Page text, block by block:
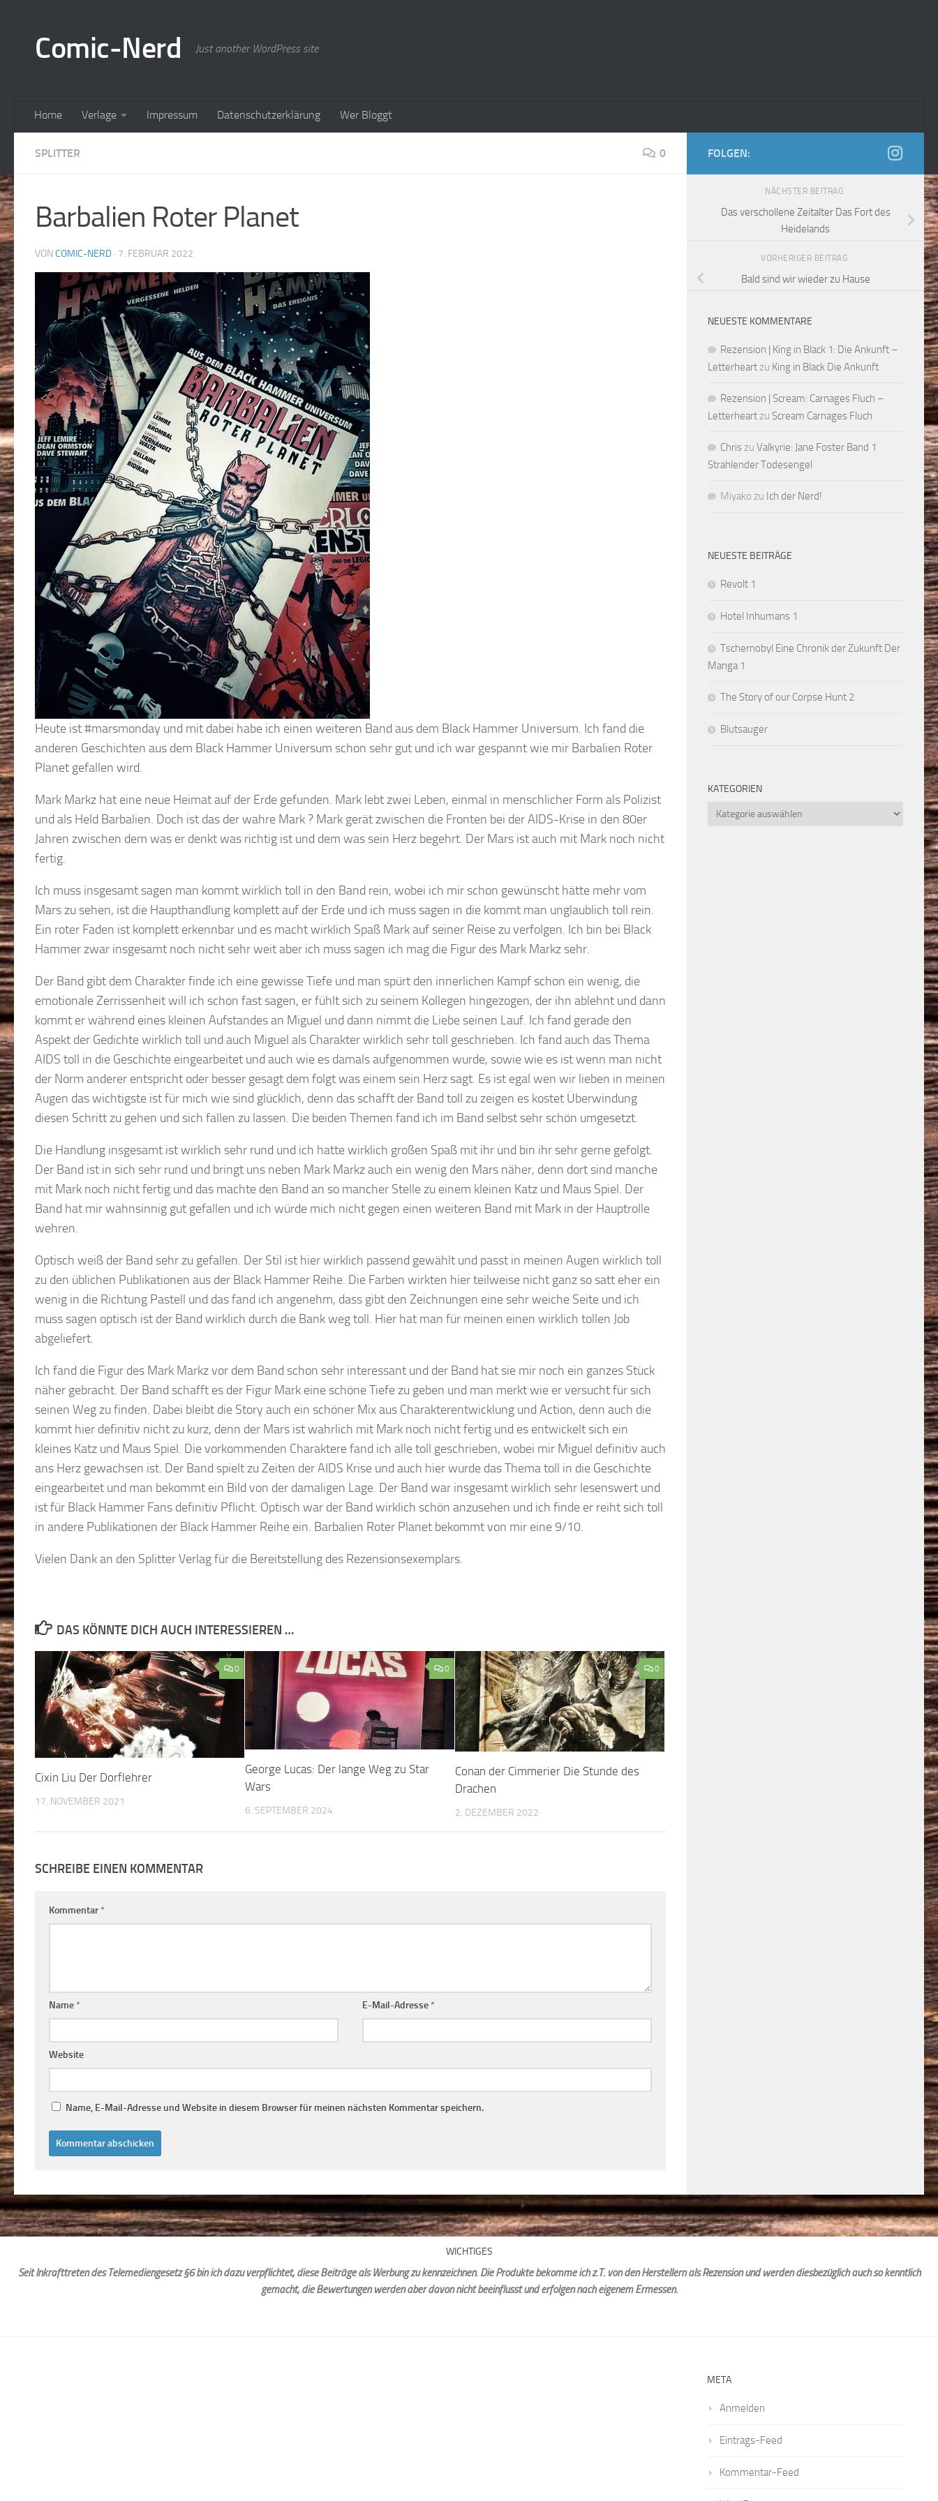
Comic-Nerd Just another WordPress site
Home Verlage Impressum Datenschutzerklärung Wer Bloggt
SPLITTER 0
Barbalien Roter Planet
VON COMIC-NERD · 7. FEBRUAR 2022
Heute ist #marsmonday und mit dabei habe ich einen weiteren Band aus dem Black Hammer Universum. Ich fand die
anderen Geschichten aus dem Black Hammer Universum schon sehr gut und ich war gespannt wie mir Barbalien Roter
Planet gefallen wird.
Mark Markz hat eine neue Heimat auf der Erde gefunden. Mark lebt zwei Leben, einmal in menschlicher Form als Polizist
und als Held Barbalien. Doch ist das der wahre Mark ? Mark gerät zwischen die Fronten bei der AIDS-Krise in den 80er
Jahren zwischen dem was er denkt was richtig ist und dem was sein Herz begehrt. Der Mars ist auch mit Mark noch nicht
fertig.
Ich muss insgesamt sagen man kommt wirklich toll in den Band rein, wobei ich mir schon gewünscht hätte mehr vom
Mars zu sehen, ist die Haupthandlung komplett auf der Erde und ich muss sagen in die kommt man unglaublich toll rein.
Ein roter Faden ist komplett erkennbar und es macht wirklich Spaß Mark auf seiner Reise zu verfolgen. Ich bin bei Black
Hammer zwar insgesamt noch nicht sehr weit aber ich muss sagen ich mag die Figur des Mark Markz sehr.
Der Band gibt dem Charakter finde ich eine gewisse Tiefe und man spürt den innerlichen Kampf schon ein wenig, die
emotionale Zerrissenheit will ich schon fast sagen, er fühlt sich zu seinem Kollegen hingezogen, der ihn ablehnt und dann
kommt er während eines kleinen Aufstandes an Miguel und dann nimmt die Liebe seinen Lauf. Ich fand gerade den
Aspekt der Gedichte wirklich toll und auch Miguel als Charakter wirklich sehr toll geschrieben. Ich fand auch das Thema
AIDS toll in die Geschichte eingearbeitet und auch wie es damals aufgenommen wurde, sowie wie es ist wenn man nicht
der Norm anderer entspricht oder besser gesagt dem folgt was einem sein Herz sagt. Es ist egal wen wir lieben in meinen
Augen das wichtigste ist für mich wie sind glücklich, denn das schafft der Band toll zu zeigen es kostet Überwindung
diesen Schritt zu gehen und sich fallen zu lassen. Die beiden Themen fand ich im Band selbst sehr schön umgesetzt.
Die Handlung insgesamt ist wirklich sehr rund und ich hatte wirklich großen Spaß mit ihr und bin ihr sehr gerne gefolgt.
Der Band ist in sich sehr rund und bringt uns neben Mark Markz auch ein wenig den Mars näher, denn dort sind manche
mit Mark noch nicht fertig und das machte den Band an so mancher Stelle zu einem kleinen Katz und Maus Spiel. Der
Band hat mir wahnsinnig gut gefallen und ich würde mich nicht gegen einen weiteren Band mit Mark in der Hauptrolle
wehren.
Optisch weiß der Band sehr zu gefallen. Der Stil ist hier wirklich passend gewählt und passt in meinen Augen wirklich toll
zu den üblichen Publikationen aus der Black Hammer Reihe. Die Farben wirkten hier teilweise nicht ganz so satt eher ein
wenig in die Richtung Pastell und das fand ich angenehm, dass gibt den Zeichnungen eine sehr weiche Seite und ich
muss sagen optisch ist der Band wirklich durch die Bank weg toll. Hier hat man für meinen einen wirklich tollen Job
abgeliefert.
Ich fand die Figur des Mark Markz vor dem Band schon sehr interessant und der Band hat sie mir noch ein ganzes Stück
näher gebracht. Der Band schafft es der Figur Mark eine schöne Tiefe zu geben und man merkt wie er versucht für sich
seinen Weg zu finden. Dabei bleibt die Story auch ein schöner Mix aus Charakterentwicklung und Action, denn auch die
kommt hier definitiv nicht zu kurz, denn der Mars ist wahrlich mit Mark noch nicht fertig und es entwickelt sich ein
kleines Katz und Maus Spiel. Die vorkommenden Charaktere fand ich alle toll geschrieben, wobei mir Miguel definitiv auch
ans Herz gewachsen ist. Der Band spielt zu Zeiten der AIDS Krise und auch hier wurde das Thema toll in die Geschichte
eingearbeitet und man bekommt ein Bild von der damaligen Lage. Der Band war insgesamt wirklich sehr lesenswert und
ist für Black Hammer Fans definitiv Pflicht. Optisch war der Band wirklich schön anzusehen und ich finde er reiht sich toll
in andere Publikationen der Black Hammer Reihe ein. Barbalien Roter Planet bekommt von mir eine 9/10.
Vielen Dank an den Splitter Verlag für die Bereitstellung des Rezensionsexemplars.
DAS KÖNNTE DICH AUCH INTERESSIEREN …
0
Cixin Liu Der Dorflehrer
17. NOVEMBER 2021
0
George Lucas: Der lange Weg zu Star
Wars
6. SEPTEMBER 2024
0
Conan der Cimmerier Die Stunde des
Drachen
2. DEZEMBER 2022
SCHREIBE EINEN KOMMENTAR
Kommentar*
Name* E-Mail-Adresse*
Website
Name, E-Mail-Adresse und Website in diesem Browser für meinen nächsten Kommentar speichern.
FOLGEN:
NÄCHSTER BEITRAG
Das verschollene Zeitalter Das Fort des
Heidelands
VORHERIGER BEITRAG
Bald sind wir wieder zu Hause
NEUESTE KOMMENTARE
Rezension | King in Black 1: Die Ankunft –
Letterheartzu King in Black Die Ankunft
Rezension | Scream: Carnages Fluch –
Letterheartzu Scream Carnages Fluch
Chriszu Valkyrie: Jane Foster Band 1
Strahlender Todesengel
Miyako zu Ich der Nerd!
NEUESTE BEITRÄGE
Revolt 1
Hotel Inhumans 1
Tschernobyl Eine Chronik der Zukunft Der
Manga 1
The Story of our Corpse Hunt 2
Blutsauger
KATEGORIEN
Kategorien
WICHTIGES
Seit Inkrafttreten des Telemediengesetz §6 bin ich dazu verpflichtet, diese Beiträge als Werbung zu kennzeichnen. Die Produkte bekomme ich z.T. von den Herstellern als Rezension und werden diesbezüglich auch so kenntlich
gemacht, die Bewertungen werden aber davon nicht beeinflusst und erfolgen nach eigenem Ermessen.
META
Anmelden
Eintrags-Feed
Kommentar-Feed